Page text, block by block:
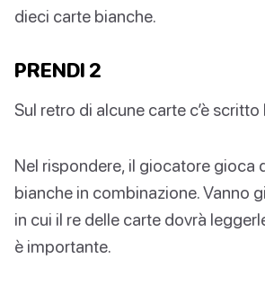
dieci carte bianche.
PRENDI 2
Sul retro di alcune carte c’è scritto
Nel rispondere, il giocatore gioca
bianche in combinazione. Vanno
in cui il re delle carte dovrà
è importante.